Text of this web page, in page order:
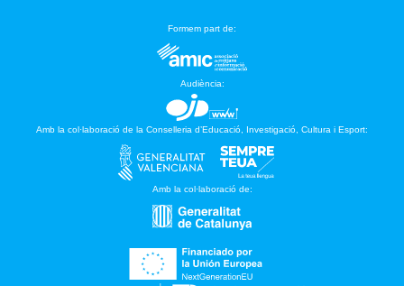
Formem part de:
Audiència:
Amb la col·laboració de la Conselleria d’Educació, Investigació, Cultura i Esport:
Amb la col·laboració de: